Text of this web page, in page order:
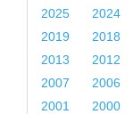
2025 2024
2019
2018
2013
2012
2007
2006
2001
2000